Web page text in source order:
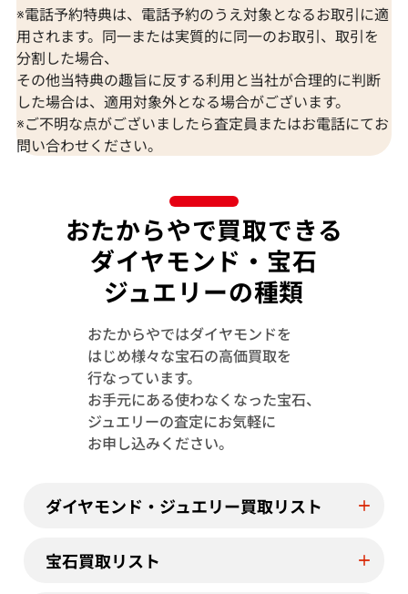
Pt900 ピンクダイヤモンド リング 0.581
ct
参考買取価格
2023年4月10日時点
Pt900 ピンクダ
ド リング 0.168
参考買取価格
2021年10月14
モンド ペンダントトップ 0.06 ct 0.9・
※電話予約特典は、電話予約のうえ対象となるお取引に適
用されます。同一または実質的に同一のお取引、取引を
分割した場合、
その他当特典の趣旨に反する利用と当社が合理的に判断
した場合は、適用対象外となる場合がございます。
※ご不明な点がございましたら査定員またはお電話にてお
問い合わせください。
おたからやで買取できる
ダイヤモンド・宝石
ジュエリーの種類
おたからやではダイヤモンドを
はじめ様々な宝石の高価買取を
行なっています。
お手元にある使わなくなった宝石、
ジュエリーの査定にお気軽に
お申し込みください。
ダイヤモンド・ジュエリー買取リスト
宝石買取リスト